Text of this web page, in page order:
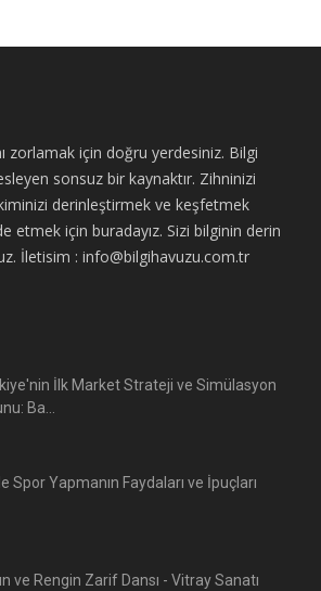
zorlamak için doğru yerdesiniz. Bilgi
sonsuz bir kaynaktır. Zihninizi
derinleştirmek ve keşfetmek
etmek için buradayız. Sizi bilginin derin
İletisim : info@bilgihavuzu.com.tr
İlk Market Strateji ve Simülasyon
Ba...
Spor Yapmanın Faydaları ve İpuçları
ve Rengin Zarif Dansı - Vitray Sanatı